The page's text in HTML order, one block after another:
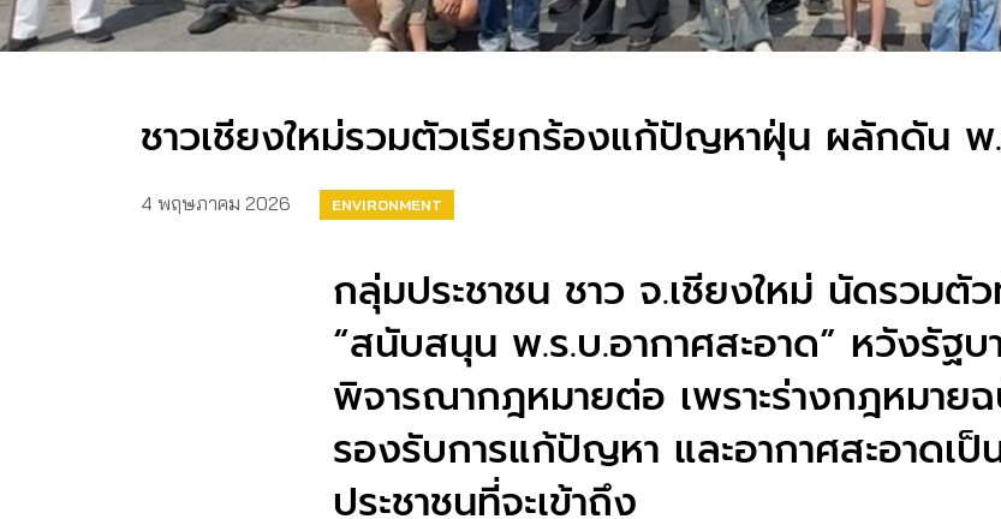
ชาวเชียงใหม่รวมตัวเรียกร้องแก้ปัญหาฝุ่น ผลักดัน พ.
4 พฤษภาคม 2026 ENVIRONMENT
กลุ่มประชาชน ชาว จ.เชียงใหม่ นัดรวมตั
“สนับสนุน พ.ร.บ.อากาศสะอาด” หวังรัฐบ
พิจารณากฎหมายต่อ เพราะร่างกฎหมาย
รองรับการแก้ปัญหา และอากาศสะอาดเ
ประชาชนที่จะเข้าถึง